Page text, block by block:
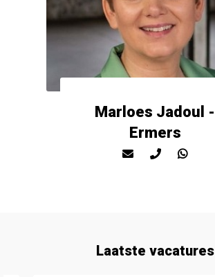
Marloes Jadoul -
Ermers
Laatste vacatures